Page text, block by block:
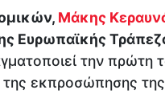
Μάκης
Ευρωπαϊκής
την πρώτη
της εκπροσώπησης